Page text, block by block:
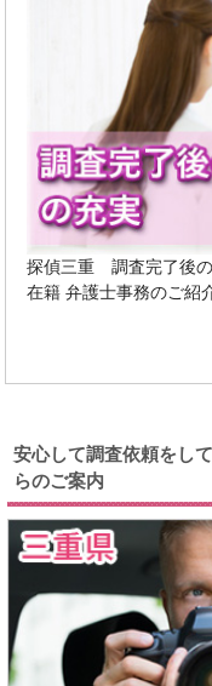
探偵三重 調査完了後の
在籍 弁護士事務のご
安心して調査依頼をし
らのご案内